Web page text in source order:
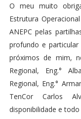
O meu muito
Estrutura
ANEPC pelas
profundo e
próximos de mim,
Regional, Eng.°
Regional, Eng.°
TenCor Carlos
disponibilidade e